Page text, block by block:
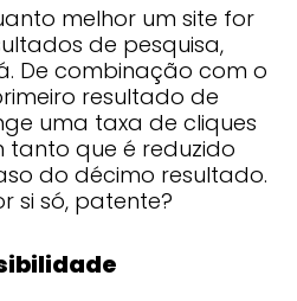
melhor um site for
de pesquisa,
De combinação com o
resultado de
uma taxa de cliques
tanto que é reduzido
do décimo resultado.
si só, patente?